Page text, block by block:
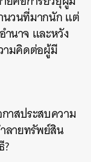
นวนที่มากนัก แต่
ำนาจ และหวัง
ามคิดต่อผู้มี
าสประสบความ
ลายทรัพย์สิน